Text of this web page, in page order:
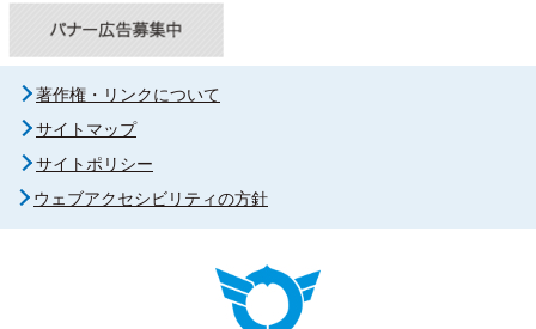
著作権・リンクについて
サイトマップ
サイトポリシー
ウェブアクセシビリティの方針